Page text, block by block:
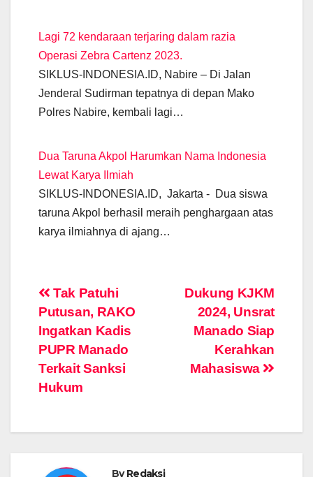
Lagi 72 kendaraan terjaring dalam razia
Operasi Zebra Cartenz 2023.
SIKLUS-INDONESIA.ID, Nabire – Di Jalan
Jenderal Sudirman tepatnya di depan Mako
Polres Nabire, kembali lagi…
Dua Taruna Akpol Harumkan Nama Indonesia
Lewat Karya Ilmiah
SIKLUS-INDONESIA.ID, Jakarta - Dua siswa
taruna Akpol berhasil meraih penghargaan atas
karya ilmiahnya di ajang…
Post
navigation
Dukung KJKM
2024, Unsrat
Manado Siap
Kerahkan
Mahasiswa
Tak Patuhi
Putusan, RAKO
Ingatkan Kadis
PUPR Manado
Terkait Sanksi
Hukum
ByRedaksi